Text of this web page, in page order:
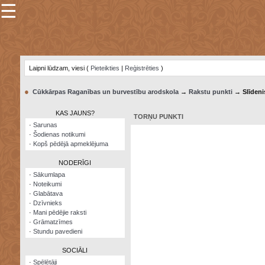
×
Šodienas
Visatcera
almanahs
☰
Laipni lūdzam, viesi ( Pieteikties | Reģistrēties )
● Cūkkārpas Raganības un burvestību arodskola→ Rakstu punkti→
KAS JAUNS?
· Sarunas
· Šodienas notikumi
· Kopš pēdējā apmeklējuma
NODERĪGI
· Sākumlapa
· Noteikumi
· Glabātava
· Dzīvnieks
· Mani pēdējie raksti
· Grāmatzīmes
· Stundu pavedieni
SOCIĀLI
· Spēlētāji
TORŅU PUNKTI